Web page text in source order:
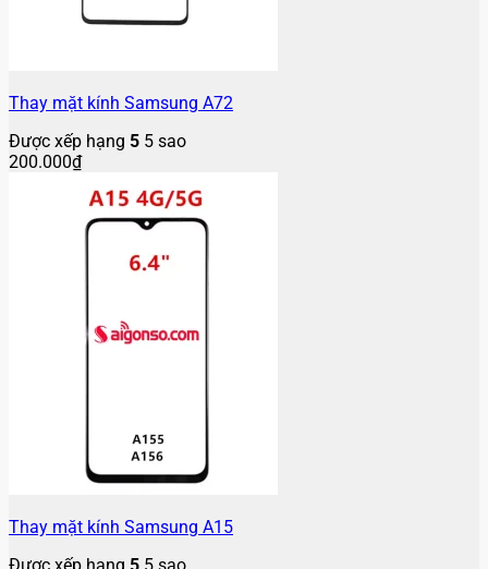
Thay mặt kính Samsung A72
Được xếp hạng 5 5 sao
200.000₫
Thay mặt kính Samsung A15